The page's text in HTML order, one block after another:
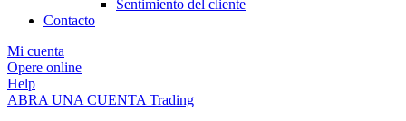
Sentimiento del cliente
Contacto
Mi cuenta
Opere online
Help
ABRA UNA CUENTA Trading